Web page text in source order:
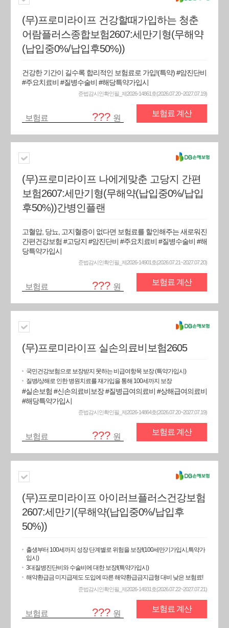
(무)프로미라이프 건강할때가입하는 청춘
어람플러스종합보험2607:세만기형(무해약
(납입중0%/납입후50%))
건강한 기간이 길수록 합리적인 보험료로 가입!(특약) #암진단비
#주요치료비 #질병수술비 #해당특약가입시
준법감시인확인필_제2026-14861호(2026.07.20~2027.07.19)
보험료 ??? 원
보험료 계산
(무)프로미라이프 나에게맞춘 고당지 간편
보험2607:세만기형(무해약(납입중0%/납입
후50%))간병인플랜
고혈압, 당뇨, 고지혈증이 없다면 보험료를 할인해주는 새로워진
간편건강보험 #고당지 #암진단비 #주요치료비 #질병수술비 #해
당특약가입시
준법감시인확인필_제2026-14901호(2026.07.21~2027.07.20)
보험료 ??? 원
보험료 계산
(무)프로미라이프 실손의료비보험2605
국민건강보험으로 보장받지 못하는 비급여항목 보장 (특약가입시)
질병/상해로 인한 병원치료를 재가입을 통해 100세까지 보장
#실손보험 #신손의료비보장 #질병급여의료비 #상해급여의료비
#해당특약가입시
준법감시인확인필_제2026-14864호(2026.07.20~2027.07.19)
보험료 ??? 원
보험료 계산
(무)프로미라이프 아이러브플러스건강보험
2607:세만기(무해약(납입중0%/납입후
50%))
출생부터 100세까지 성장 단계별로 위험을 보장!(100세만기가입시,특약가
입시)
3대질병진단비와 수술비에 대한 보장!(특약가입시)
해약환급금 미지급제도 도입에 따른 해약환급금지급형 대비 낮은 보험료!
준법감시인확인필_제2026-14931호(2026.07.22~2027.07.21)
보험료 ??? 원
보험료 계산